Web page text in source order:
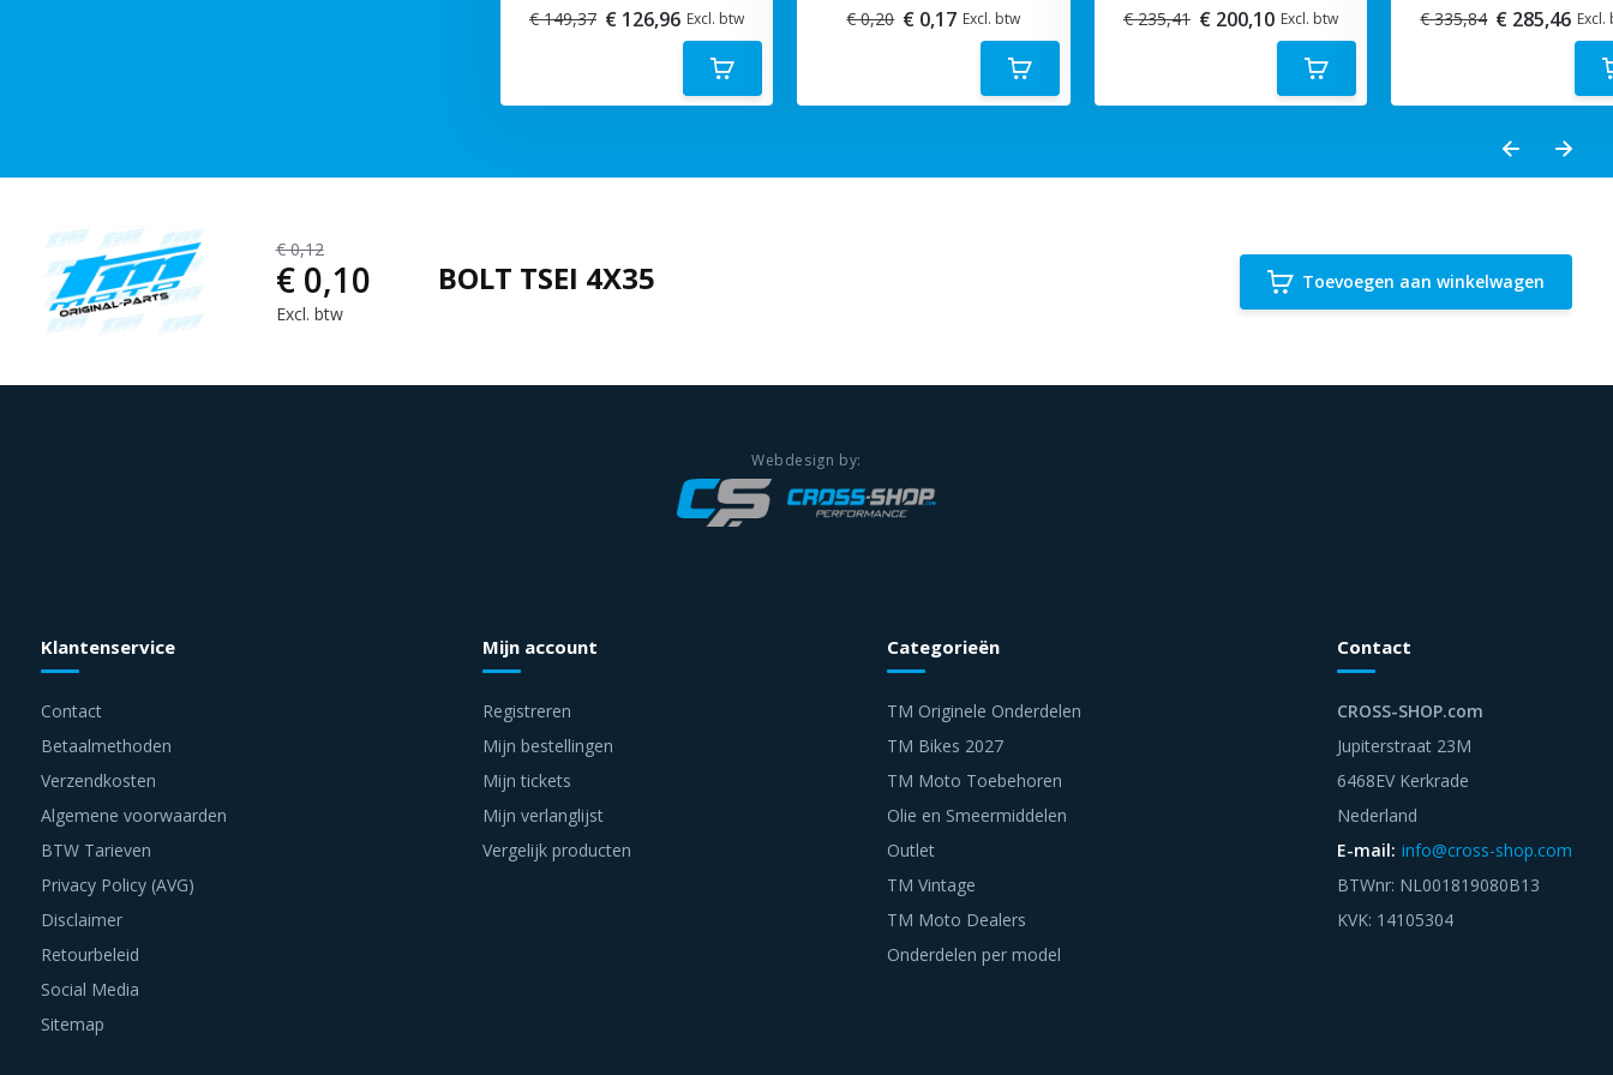
€ 149,37 € 126,96 Excl. btw
€ 0,20 € 0,17 Excl. btw
€ 235,41 € 200,10 Excl. btw
€ 335,84 € 285,46 Excl.
€ 0,12
€ 0,10
Excl. btw
BOLT TSEI 4X35 Toevoegen aan winkelwagen
Klantenservice
Contact
Betaalmethoden
Verzendkosten
Algemene voorwaarden
BTW Tarieven
Privacy Policy (AVG)
Disclaimer
Retourbeleid
Social Media
Sitemap
Mijn account
Registreren
Mijn bestellingen
Mijn tickets
Mijn verlanglijst
Vergelijk producten
Categorieën
TM Originele Onderdelen
TM Bikes 2027
TM Moto Toebehoren
Olie en Smeermiddelen
Outlet
TM Vintage
TM Moto Dealers
Onderdelen per model
Contact
CROSS-SHOP.com
Jupiterstraat 23M
6468EV Kerkrade
Nederland
E-mail: info@cross-shop.com
BTWnr: NL001819080B13
KVK: 14105304